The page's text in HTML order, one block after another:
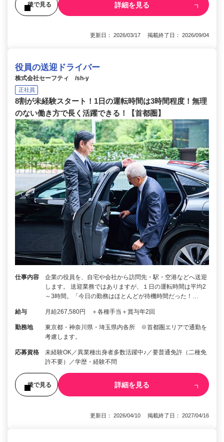
後で見る 詳細を見る
更新日： 2026/03/17 掲載終了日： 2026/09/04
役員の送迎ドライバー
株式会社セーフティ /sh-y
正社員
8割が未経験スタート！1日の運転時間は3時間程度！無理
のない働き方で長く活躍できる！【首都圏】
仕事内容
企業の役員を、自宅や会社から訪問先・駅・空港などへ送迎
します。 送迎業務ではありますが、１日の運転時間は平均2
～3時間。「今日の勤務はほとんどが待機時間だった！…
給与 月給267,580円 ＋各種手当＋賞与年2回
勤務地
東京都・神奈川県・埼玉県内各所 ※首都圏エリアで通勤を
考慮します。
応募資格
未経験OK／異業種出身者多数活躍中♪／要普通免許（二種免
許不要）／学歴・経験不問
後で見る 詳細を見る
更新日： 2026/04/10 掲載終了日： 2027/04/16